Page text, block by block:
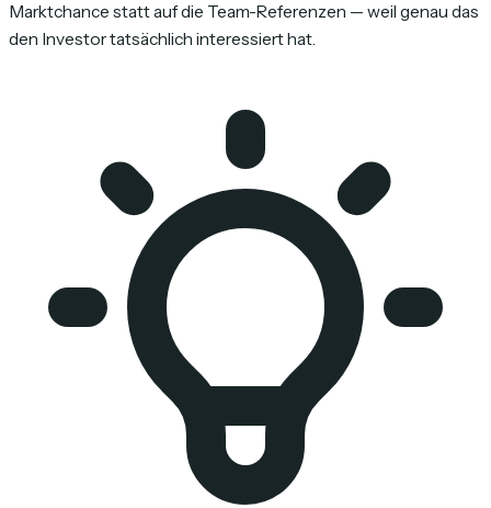
Marktchance statt auf die Team-Referenzen — weil genau das
den Investor tatsächlich interessiert hat.